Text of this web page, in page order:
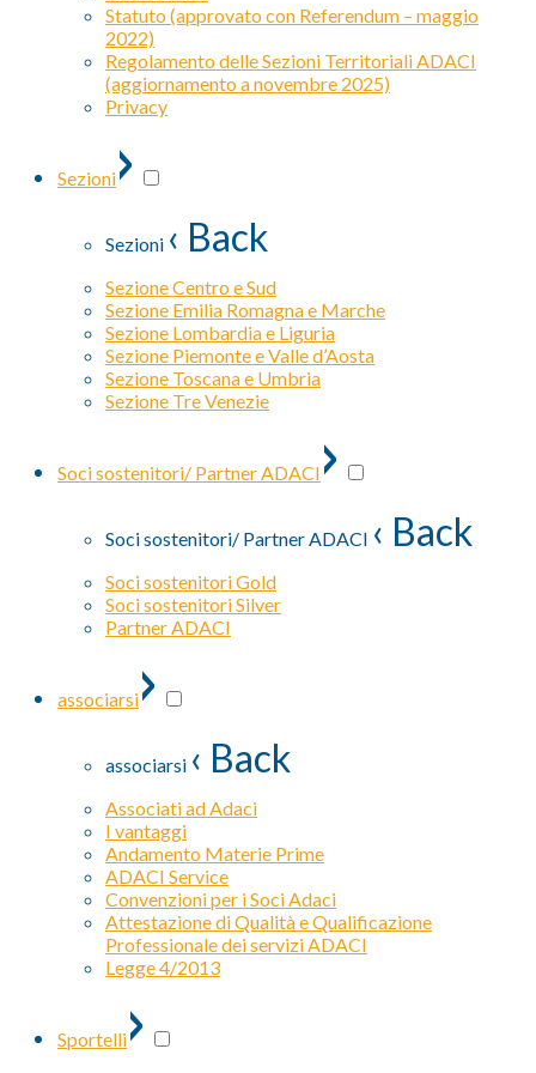
Statuto (approvato con Referendum – maggio
2022)
Regolamento delle Sezioni Territoriali ADACI
(aggiornamento a novembre 2025)
Privacy
Sezioni›
Sezioni ‹ Back
Sezione Centro e Sud
Sezione Emilia Romagna e Marche
Sezione Lombardia e Liguria
Sezione Piemonte e Valle d’Aosta
Sezione Toscana e Umbria
Sezione Tre Venezie
Soci sostenitori/ Partner ADACI ›
Soci sostenitori/ Partner ADACI ‹ Back
Soci sostenitori Gold
Soci sostenitori Silver
Partner ADACI
associarsi›
associarsi ‹ Back
Associati ad Adaci
I vantaggi
Andamento Materie Prime
ADACI Service
Convenzioni per i Soci Adaci
Attestazione di Qualità e Qualificazione
Professionale dei servizi ADACI
Legge 4/2013
Sportelli›